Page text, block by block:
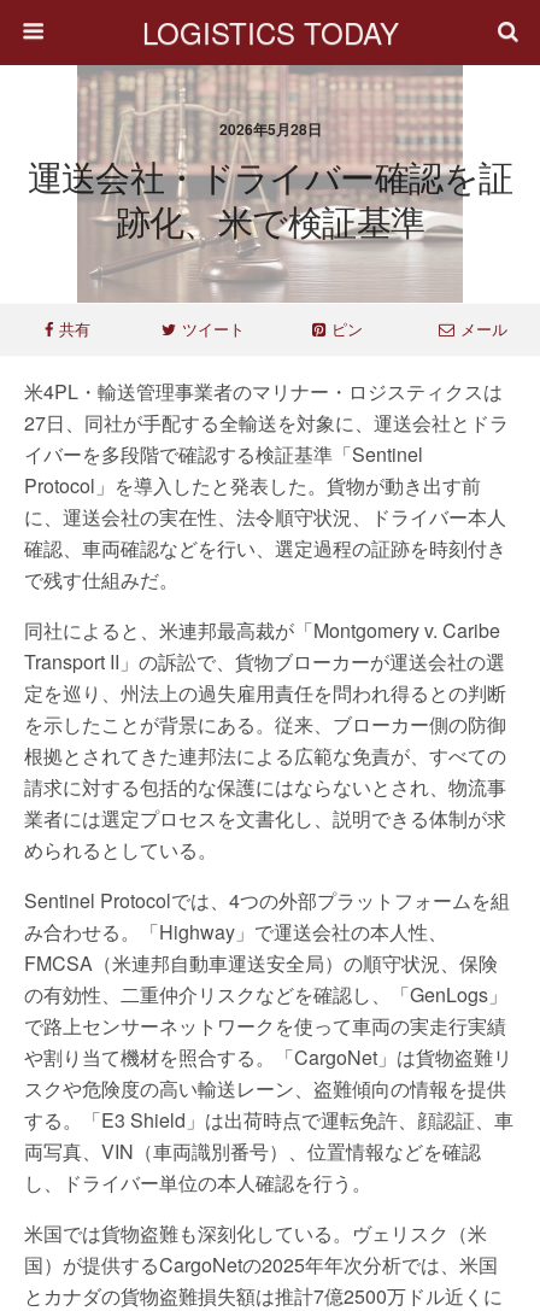
LOGISTICS TODAY
2026年5月28日
運送会社・ドライバー確認を証
跡化、米で検証基準
共有 ツイート ピン メール
米4PL・輸送管理事業者のマリナー・ロジスティクスは
27日、同社が手配する全輸送を対象に、運送会社とドラ
イバーを多段階で確認する検証基準「Sentinel
Protocol」を導入したと発表した。貨物が動き出す前
に、運送会社の実在性、法令順守状況、ドライバー本人
確認、車両確認などを行い、選定過程の証跡を時刻付き
で残す仕組みだ。
同社によると、米連邦最高裁が「Montgomery v. Caribe
Transport II」の訴訟で、貨物ブローカーが運送会社の選
定を巡り、州法上の過失雇用責任を問われ得るとの判断
を示したことが背景にある。従来、ブローカー側の防御
根拠とされてきた連邦法による広範な免責が、すべての
請求に対する包括的な保護にはならないとされ、物流事
業者には選定プロセスを文書化し、説明できる体制が求
められるとしている。
Sentinel Protocolでは、4つの外部プラットフォームを組
み合わせる。「Highway」で運送会社の本人性、
FMCSA（米連邦自動車運送安全局）の順守状況、保険
の有効性、二重仲介リスクなどを確認し、「GenLogs」
で路上センサーネットワークを使って車両の実走行実績
や割り当て機材を照合する。「CargoNet」は貨物盗難リ
スクや危険度の高い輸送レーン、盗難傾向の情報を提供
する。「E3 Shield」は出荷時点で運転免許、顔認証、車
両写真、VIN（車両識別番号）、位置情報などを確認
し、ドライバー単位の本人確認を行う。
米国では貨物盗難も深刻化している。ヴェリスク（米
国）が提供するCargoNetの2025年年次分析では、米国
とカナダの貨物盗難損失額は推計7億2500万ドル近くに